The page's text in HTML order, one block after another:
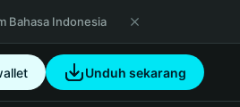
Bahasa Indonesia
Unduh sekarang